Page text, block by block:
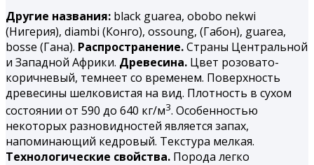
Другие названия: black guarea, obobo nekwi
(Нигерия), diambi (Конго), ossoung, (Габон), guarea,
bosse (Гана). Распространение.Страны Центральной
и Западной Африки. Древесина. Цвет розовато-
коричневый, темнеет со временем. Поверхность
древесины шелковистая на вид. Плотность в сухом
состоянии от 590 до 640 кг/м3. Особенностью
некоторых разновидностей является запах,
напоминающий кедровый. Текстура мелкая.
Технологические свойства. Порода легко